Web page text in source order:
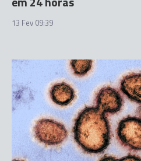
13 Fev 09:39